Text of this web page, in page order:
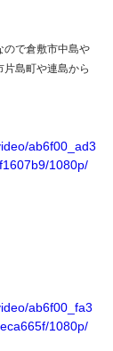
ので倉敷市中島や
島町や連島から
ab6f00_ad3
1080p/
ab6f00_fa3
1080p/